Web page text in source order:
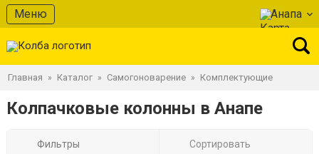
Меню Анапа
Главная » Каталог » Самогоноварение » Комплектующие
Колпачковые колонны в Анапе
Фильтры Сортировать